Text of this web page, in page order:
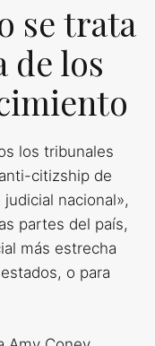
se trata
de los
los tribunales
citizship de
nacional»,
partes del país,
más estrecha
o para